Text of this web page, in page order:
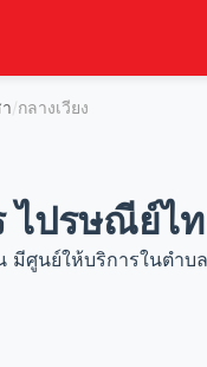
กลางเวียง
ปรษณีย์ไท
มีศูนย์ให้บริการในตำบ